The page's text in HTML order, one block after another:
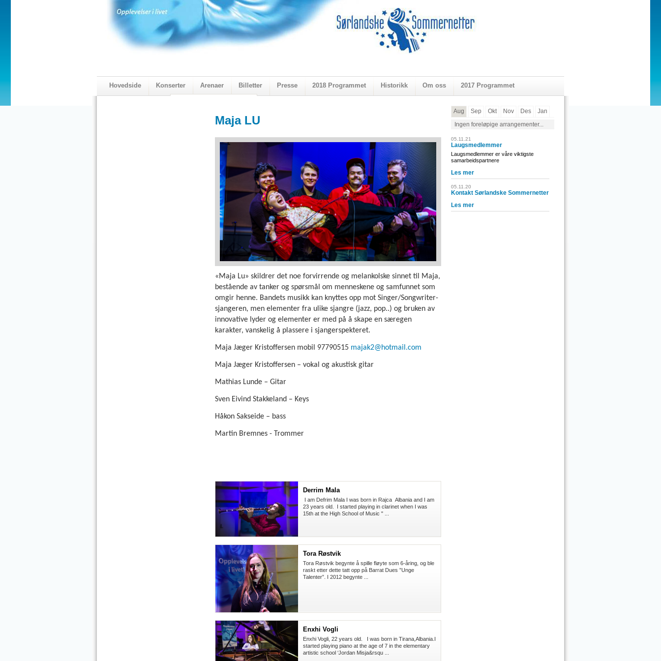
Hovedside Konserter Arenaer Billetter Presse 2018 Programmet Historikk Om oss 2017 Programmet
Maja LU
«Maja Lu» skildrer det noe forvirrende og melankolske sinnet til Maja,
bestående av tanker og spørsmål om menneskene og samfunnet som
omgir henne. Bandets musikk kan knyttes opp mot Singer/Songwriter-
sjangeren, men elementer fra ulike sjangre (jazz, pop..) og bruken av
innovative lyder og elementer er med på å skape en særegen
karakter, vanskelig å plassere i sjangerspekteret.
Maja Jæger Kristoffersen mobil 97790515 majak2@hotmail.com
Maja Jæger Kristoffersen – vokal og akustisk gitar
Mathias Lunde – Gitar
Sven Eivind Stakkeland – Keys
Håkon Sakseide – bass
Martin Bremnes - Trommer
Derrim Mala
I am Defrim Mala I was born in Rajca Albania and I am
23 years old. I started playing in clarinet when I was
15th at the High School of Music " ...
Tora Røstvik
Tora Røstvik begynte å spille fløyte som 6-åring, og ble
raskt etter dette tatt opp på Barrat Dues ”Unge
Talenter”. I 2012 begynte ...
Enxhi Vogli
Enxhi Vogli, 22 years old. I was born in Tirana,Albania.I
started playing piano at the age of 7 in the elementary
artistic school ‘Jordan Misja&rsqu ...
Aug Sep Okt Nov Des
Jan
Ingen foreløpige arrangementer...
05.11.21
Laugsmedlemmer
Laugsmedlemmer er våre viktigste
samarbeidspartnere
Les mer
05.11.20
Kontakt Sørlandske Sommernetter
Les mer